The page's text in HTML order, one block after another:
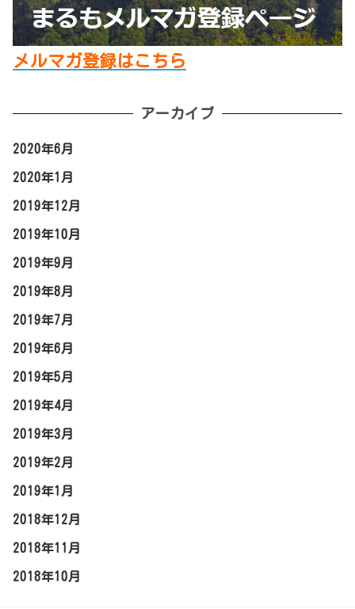
メルマガ登録はこちら
アーカイブ
2020年6月
2020年1月
2019年12月
2019年10月
2019年9月
2019年8月
2019年7月
2019年6月
2019年5月
2019年4月
2019年3月
2019年2月
2019年1月
2018年12月
2018年11月
2018年10月